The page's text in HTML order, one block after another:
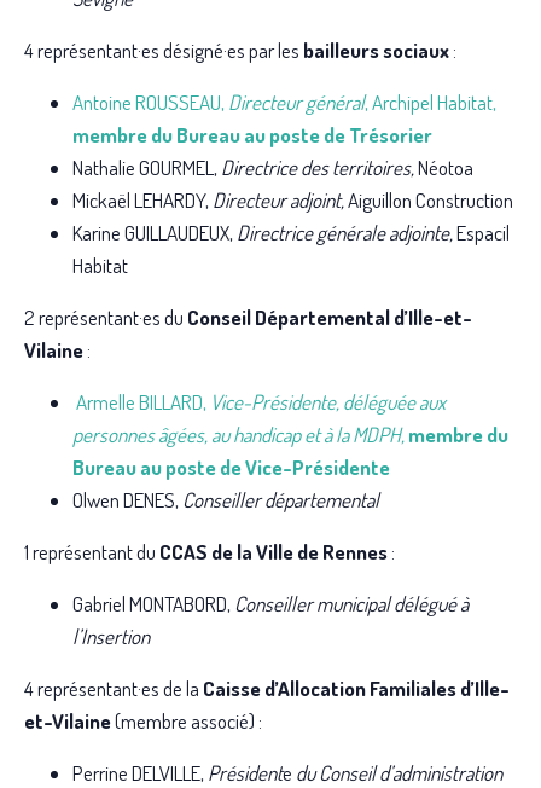
4 représentant·es désigné·es par les bailleurs sociaux:
Antoine ROUSSEAU, Directeur général, Archipel Habitat,
membre du Bureau au poste de Trésorier
Nathalie GOURMEL, Directrice des territoires,Néotoa
Mickaël LEHARDY, Directeur adjoint,Aiguillon Construction
Karine GUILLAUDEUX, Directrice générale adjointe,Espacil
Habitat
2 représentant·es du Conseil Départemental d’Ille-et-
Vilaine:
Armelle BILLARD, Vice-Présidente, déléguée aux
personnes âgées, au handicap et à la MDPH,membre du
Bureau au poste de Vice-Présidente
Olwen DENES, Conseiller départemental
1 représentant du CCAS de la Ville de Rennes:
Gabriel MONTABORD, Conseiller municipal délégué à
l’Insertion
4 représentant·es de la Caisse d’Allocation Familiales d’Ille-
et-Vilaine(membre associé) :
Perrine DELVILLE, Présidente du Conseil d’administration